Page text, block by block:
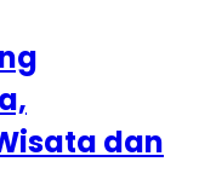
dan